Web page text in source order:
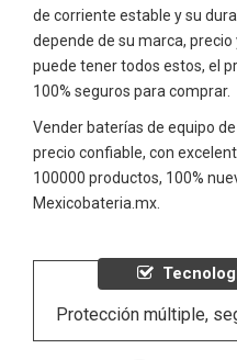
de corriente estable y su
depende de su marca,
puede tener todos estos, el
100% seguros para comprar.
Vender baterías de equipo
precio confiable, con
100000 productos, 100%
Mexicobateria.mx.
Protección múltiple,